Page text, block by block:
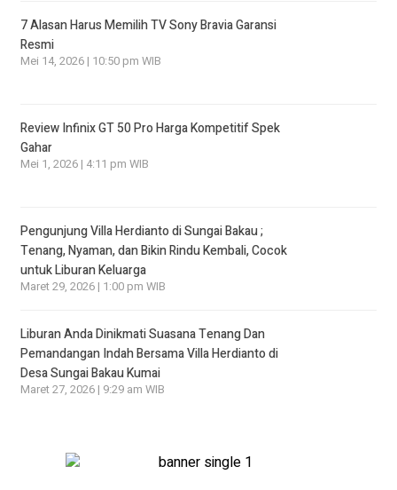
7 Alasan Harus Memilih TV Sony Bravia Garansi
Resmi
Mei 14, 2026 | 10:50 pm WIB
Review Infinix GT 50 Pro Harga Kompetitif Spek
Gahar
Mei 1, 2026 | 4:11 pm WIB
Pengunjung Villa Herdianto di Sungai Bakau ;
Tenang, Nyaman, dan Bikin Rindu Kembali, Cocok
untuk Liburan Keluarga
Maret 29, 2026 | 1:00 pm WIB
Liburan Anda Dinikmati Suasana Tenang Dan
Pemandangan Indah Bersama Villa Herdianto di
Desa Sungai Bakau Kumai
Maret 27, 2026 | 9:29 am WIB